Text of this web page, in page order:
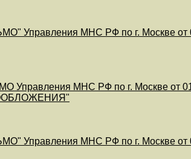
Управления МНС РФ по г. Москве
Управления МНС РФ по г. Москве
Управления МНС РФ по г. Москве